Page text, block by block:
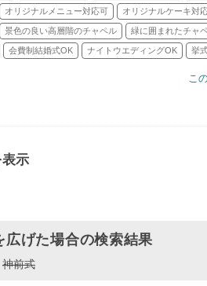
オリジナルメニュー対応可 オリジナルケーキ対
景色の良い高層階のチャペル 緑に囲まれたチャ
会費制結婚式OK ナイトウエディングOK 挙
こ
示
広げた場合の検索結果
神前式